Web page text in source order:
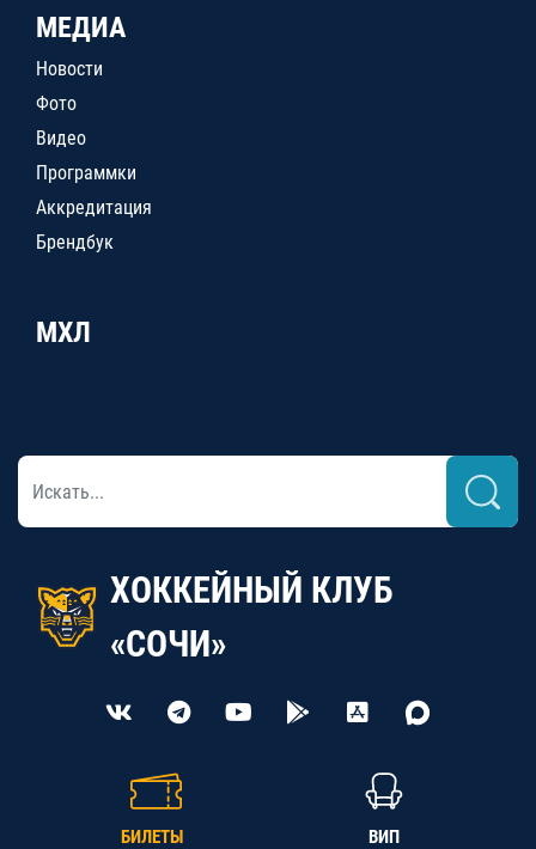
МЕДИА
Новости
Фото
Видео
Программки
Аккредитация
Брендбук
МХЛ
ХОККЕЙНЫЙ КЛУБ
«СОЧИ»
БИЛЕТЫ ВИП